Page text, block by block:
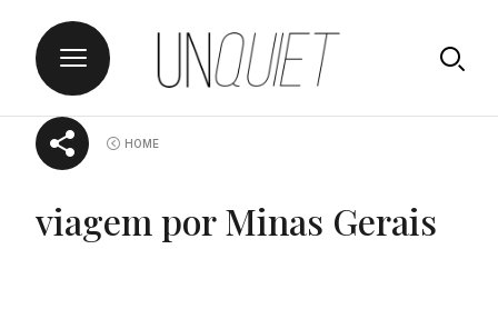
Skip
UNQUIET
HOME
viagem por Minas Gerais